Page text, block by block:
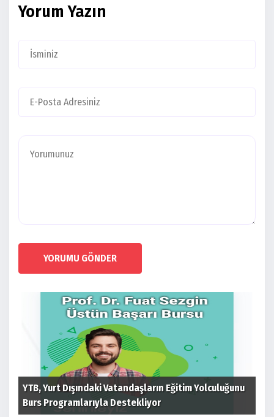
Yorum Yazın
YORUMU GÖNDER
YTB, Yurt Dışındaki Vatandaşların Eğitim Yolculuğunu
Burs Programlarıyla Destekliyor